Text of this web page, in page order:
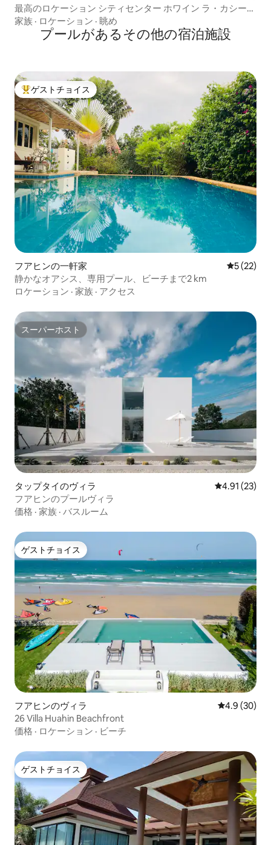
最高のロケーション シティセンター ホワイン ラ・カシー
タ・デ・ラグジュアリー
家族 · ロケーション · 眺め
プールがあるその他の宿泊施設
大好評のゲストチョイスです。
ゲストチョイス
フアヒンの一軒家 レビュー
5 (22)
静かなオアシス、専用プール、ビーチまで2 km
ロケーション · 家族 · アクセス
スーパーホスト
スーパーホスト
タップタイのヴィラ レビュー23
4.91 (23)
フアヒンのプールヴィラ
価格 · 家族 · バスルーム
ゲストチョイス
ゲストチョイス
フアヒンのヴィラ レビュー30
4.9 (30)
26 Villa Huahin Beachfront
価格 · ロケーション · ビーチ
ゲストチョイス
ゲストチョイス